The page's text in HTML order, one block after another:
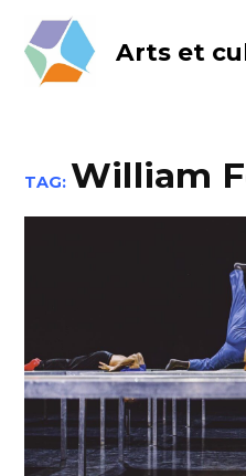
content
Arts et
TAG: William